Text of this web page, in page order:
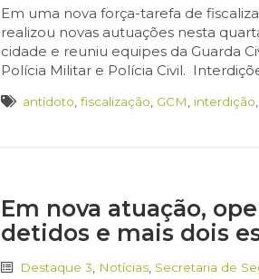
Em uma nova força-tarefa de
realizou novas autuações nesta
cidade e reuniu equipes da Guarda
Polícia Militar e Polícia Civil.
antídoto ,fiscalização GCM interdição
Em nova atuação,
detidos e mais dois
Destaque 3 Notícias Secretaria de